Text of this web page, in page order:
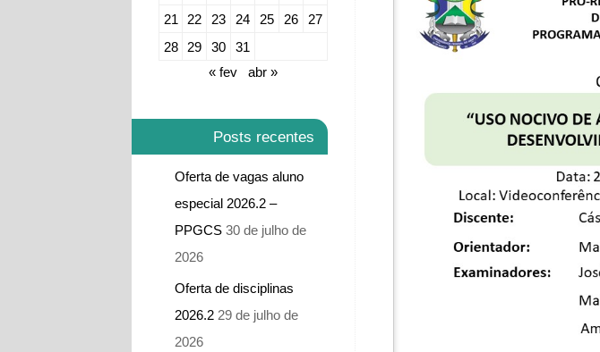
21
22 23 24 25 26
27
28
29 30
31
« fev
abr »
Posts recentes
Oferta de vagas aluno
especial 2026.2 –
PPGCS 30 de julho de
2026
Oferta de disciplinas
2026.2 29 de julho de
2026